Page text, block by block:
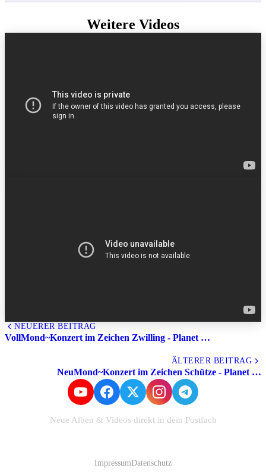
Weitere Videos
NEUERER BEITRAG
VollMond~Konzert im Zeichen Zwilling - Planet …
ÄLTERER BEITRAG
NeuMond~Konzert im Zeichen Schütze - Planet …
Neue Alben & Videos direkt in dein Postfach
ImpressumDatenschutz